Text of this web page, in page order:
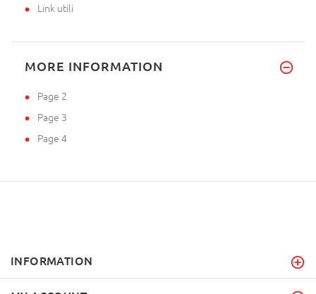
Link utili
MORE INFORMATION
Page 2
Page 3
Page 4
INFORMATION